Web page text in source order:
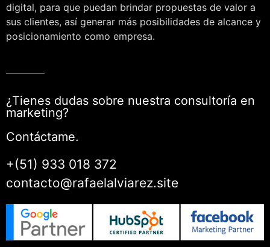
digital, para que puedan brindar propuestas de valor a
sus clientes, así generar más posibilidades de alcance y
posicionamiento como empresa.
¿Tienes dudas sobre nuestra consultoría en
marketing?
Contáctame.
+(51) 933 018 372
contacto@rafaelalviarez.site